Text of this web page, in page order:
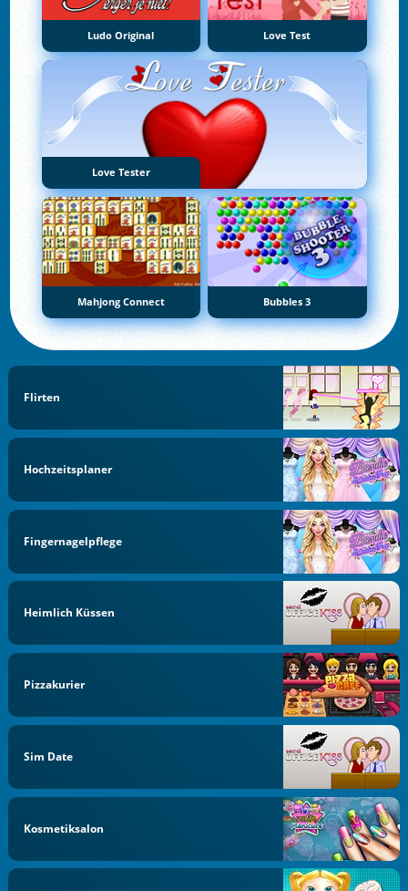
Ludo Original Love Test
Love Tester
Mahjong Connect Bubbles 3
Flirten
Hochzeitsplaner
Fingernagelpflege
Heimlich Küssen
Pizzakurier
Sim Date
Kosmetiksalon